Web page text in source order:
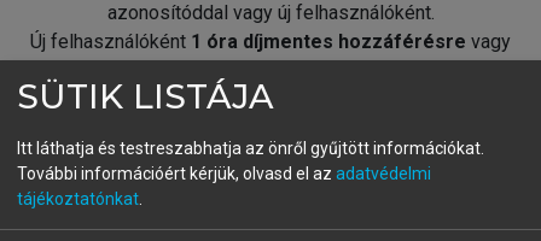
azonosítóddal vagy új felhasználóként.
Új felhasználóként 1 óra díjmentes hozzáférésre vagy
fiókoddal,vagy hozz létre új fiókot.
A regisztráció után apróbaidőszakautomatikusan
SÜTIK LISTÁJA
Itt láthatja és testreszabhatja az önről gyűjtött információkat.
További információért kérjük, olvasd el az adatvédelmi
tájékoztatónkat